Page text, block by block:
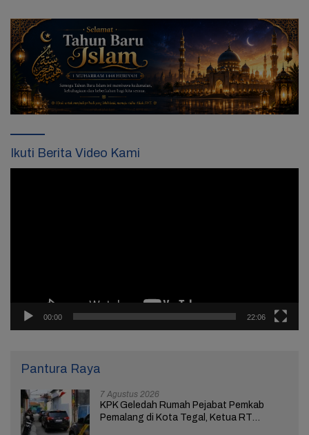
Ikuti Berita Video Kami
00:00 22:06
Pantura Raya
7 Agustus 2026
KPK Geledah Rumah Pejabat Pemkab
Pemalang di Kota Tegal, Ketua RT